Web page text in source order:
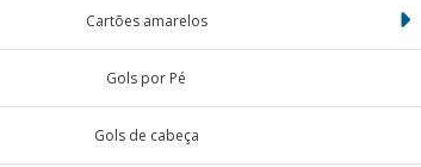
Cartões amarelos
Gols por Pé
Gols de cabeça